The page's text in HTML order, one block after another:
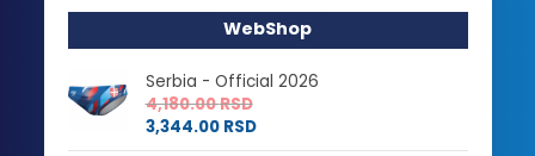
WebShop
Serbia - Official 2026
4,180.00RSD
3,344.00 RSD